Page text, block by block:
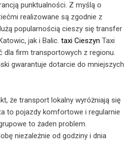
punktualności. Z myślą o
realizowane są zgodnie z
popularnością cieszy się transfer
jak i Balic. taxi Cieszyn Taxi
dla firm transportowych z regionu.
gwarantuje dotarcie do mniejszych
że transport lokalny wyróżniają się
to pojazdy komfortowe i regularnie
to żaden problem.
niezależnie od godziny i dnia